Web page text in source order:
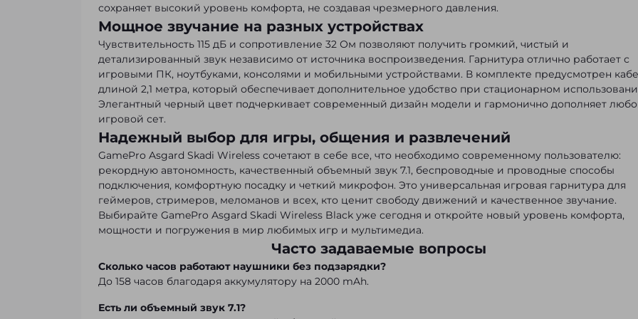
сохраняет высокий уровень комфорта, не создавая чрезмерного давления.
Мощное звучание на разных устройствах
Чувствительность 115 дБ и сопротивление 32 Ом позволяют получить громкий, чистый и
детализированный звук независимо от источника воспроизведения. Гарнитура отлично работает с
игровыми ПК, ноутбуками, консолями и мобильными устройствами. В комплекте предусмотрен
длиной 2,1 метра, который обеспечивает дополнительное удобство при стационарном
Элегантный черный цвет подчеркивает современный дизайн модели и гармонично дополняет
игровой сет.
Надежный выбор для игры, общения и развлечений
GamePro Asgard Skadi Wireless сочетают в себе все, что необходимо современному пользователю:
рекордную автономность, качественный объемный звук 7.1, беспроводные и проводные способы
подключения, комфортную посадку и четкий микрофон. Это универсальная игровая гарнитура для
геймеров, стримеров, меломанов и всех, кто ценит свободу движений и качественное звучание.
Выбирайте GamePro Asgard Skadi Wireless Black уже сегодня и откройте новый уровень комфорта,
мощности и погружения в мир любимых игр и мультимедиа.
Часто задаваемые вопросы
Сколько часов работают наушники без подзарядки?
До 158 часов благодаря аккумулятору на 2000 mAh.
Есть ли объемный звук 7.1?